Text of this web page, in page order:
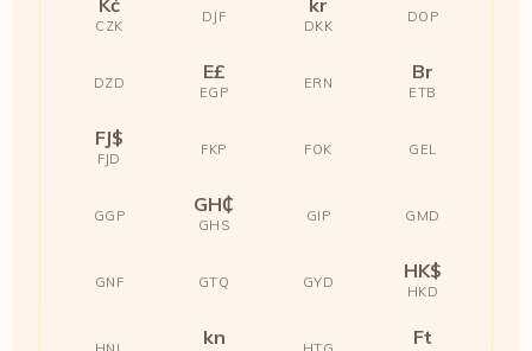
Kč
CZK
DJF kr
DKK
DOP
DZD E£
EGP
ERN Br
ETB
FJ$
FJD
FKP FOK GEL
GGP GH₵
GHS
GIP GMD
GNF GTQ GYD HK$
HKD
kn Ft